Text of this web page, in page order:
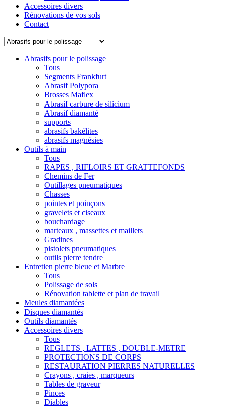
Accessoires divers
Rénovations de vos sols
Contact
Abrasifs pour le polissage
Tous
Segments Frankfurt
Abrasif Polypora
Brosses Maflex
Abrasif carbure de silicium
Abrasif diamanté
supports
abrasifs bakélites
abrasifs magnésies
Outils à main
Tous
RAPES , RIFLOIRS ET GRATTEFONDS
Chemins de Fer
Outillages pneumatiques
Chasses
pointes et poinçons
gravelets et ciseaux
bouchardage
marteaux , massettes et maillets
Gradines
pistolets pneumatiques
outils pierre tendre
Entretien pierre bleue et Marbre
Tous
Polissage de sols
Rénovation tablette et plan de travail
Meules diamantées
Disques diamantés
Outils diamantés
Accessoires divers
Tous
REGLETS , LATTES , DOUBLE-METRE
PROTECTIONS DE CORPS
RESTAURATION PIERRES NATURELLES
Crayons , craies , marqueurs
Tables de graveur
Pinces
Diables